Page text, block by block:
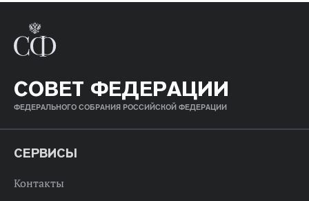
СОВЕТ ФЕДЕРАЦИИ
ФЕДЕРАЛЬНОГО СОБРАНИЯ РОССИЙСКОЙ ФЕДЕРАЦИИ
СЕРВИСЫ
Контакты